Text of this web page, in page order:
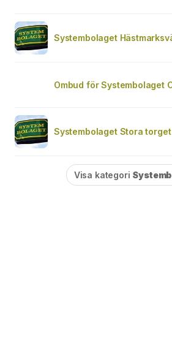
Systembolaget
Ombud för Systembolaget
Systembolaget Stora torget
Visa kategori